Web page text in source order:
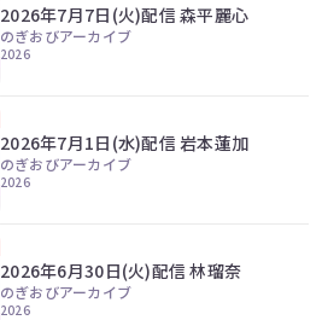
2026年7月7日(火)配信 森平麗心
のぎおびアーカイブ
2026
2026年7月1日(水)配信 岩本蓮加
のぎおびアーカイブ
2026
2026年6月30日(火)配信 林瑠奈
のぎおびアーカイブ
2026